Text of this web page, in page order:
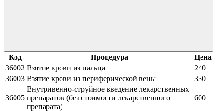
Код Процедура
Цена
36002 Взятие крови из пальца
240
36003 Взятие крови из периферической вены 330
36005
Внутривенно-струйное введение лекарственных
препаратов (без стоимости лекарственного
препарата)
600